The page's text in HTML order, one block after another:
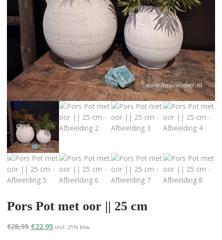
Pors Pot met oor || 25 cm
€28,95 Oorspronkelijke
€22,95Huidige
incl. 21% btw